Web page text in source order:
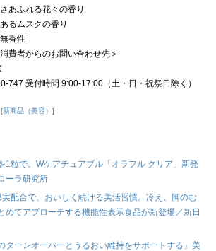
あふれる花々の香り
るムスクの香り
香性
費者からのお問い合わせ先＞
747 受付時間 9:00-17:00（土・日・祝祭日除く）
新商品（美容）
1粒で。Wケアチュアブル「オラフル クリア」新発
ーラ研究所
配合で、おいしく続ける美活習慣。冷え、脚のむ
めてアプローチする機能性表示食品が新登場／新日
ターンオーバーとうるおい維持をサポートする」美